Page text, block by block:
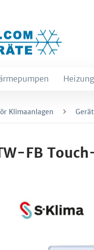
Klimaanlagen
FB